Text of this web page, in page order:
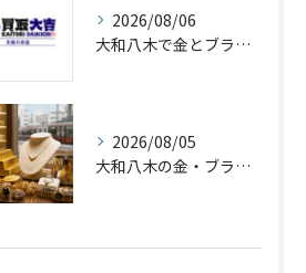
2026/08/06
大和八木で金とブランド品を高価買取へ近づける査定前整理
2026/08/05
大和八木の金・ブランド品買取は査定説明で選ぶ